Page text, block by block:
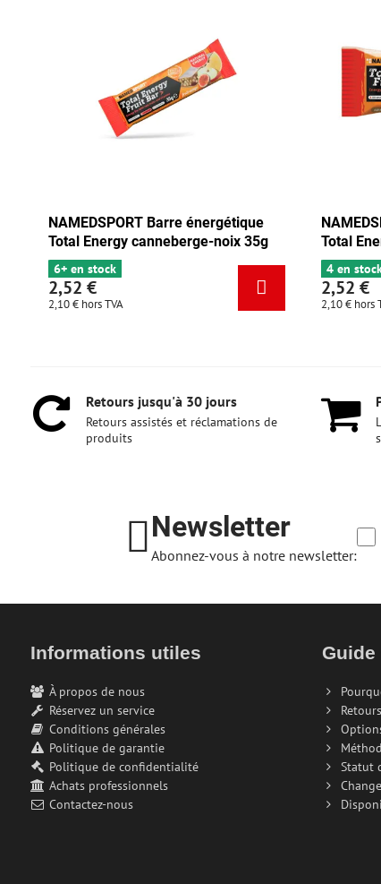
35g
NAMEDSPORT Barre énergétique
Total Energy chocolat-abricot 35g
4 en stock
2,10 €
Retours jusqu'à 30 jours
Retours assistés et réclamations de
produits
Newsletter
Abonnez-vous à notre newsletter:
Informations utiles
À propos de nous
Réservez un service
Conditions générales
Politique de garantie
Politique de confidentialité
Achats professionnels
Contactez-nous
Statut